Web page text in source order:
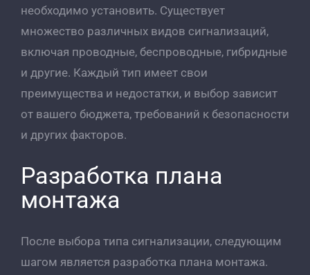
необходимо установить. Существует
множество различных видов сигнализаций,
включая проводные, беспроводные, гибридные
и другие. Каждый тип имеет свои
преимущества и недостатки, и выбор зависит
от вашего бюджета, требований к безопасности
и других факторов.
Разработка плана
монтажа
После выбора типа сигнализации, следующим
шагом является разработка плана монтажа.